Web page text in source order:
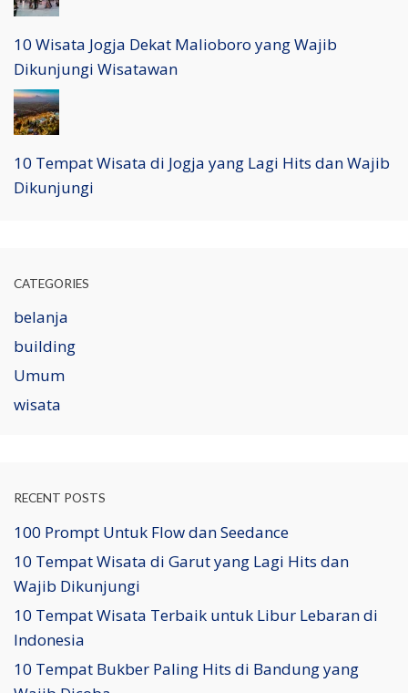
10 Wisata Jogja Dekat Malioboro yang Wajib
Dikunjungi Wisatawan
10 Tempat Wisata di Jogja yang Lagi Hits dan Wajib
Dikunjungi
CATEGORIES
belanja
building
Umum
wisata
RECENT POSTS
100 Prompt Untuk Flow dan Seedance
10 Tempat Wisata di Garut yang Lagi Hits dan
Wajib Dikunjungi
10 Tempat Wisata Terbaik untuk Libur Lebaran di
Indonesia
10 Tempat Bukber Paling Hits di Bandung yang